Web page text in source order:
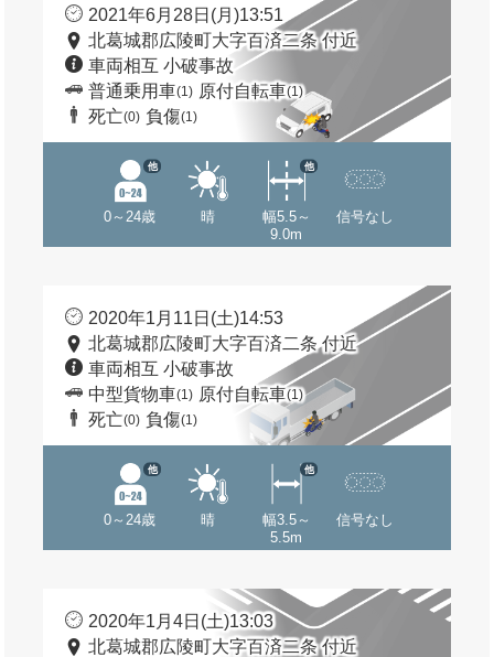
2021年6月28日(月)13:51
北葛城郡広陵町大字百済二条 付近
車両相互 小破事故
普通乗用車(1) 原付自転車(1)
死亡(0) 負傷(1)
0～24歳
他
晴
幅5.5～
9.0m
他
信号なし
2020年1月11日(土)14:53
北葛城郡広陵町大字百済二条 付近
車両相互 小破事故
中型貨物車(1) 原付自転車(1)
死亡(0) 負傷(1)
0～24歳
他
晴
幅3.5～
5.5m
他
信号なし
2020年1月4日(土)13:03
北葛城郡広陵町大字百済二条 付近